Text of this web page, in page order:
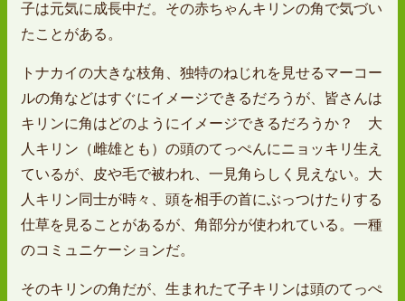
子は元気に成長中だ。その赤ちゃんキリンの角で気づい
たことがある。
トナカイの大きな枝角、独特のねじれを見せるマーコー
ルの角などはすぐにイメージできるだろうが、皆さんは
キリンに角はどのようにイメージできるだろうか？ 大
人キリン（雌雄とも）の頭のてっぺんにニョッキリ生え
ているが、皮や毛で被われ、一見角らしく見えない。大
人キリン同士が時々、頭を相手の首にぶっつけたりする
仕草を見ることがあるが、角部分が使われている。一種
のコミュニケーションだ。
そのキリンの角だが、生まれたて子キリンは頭のてっぺ